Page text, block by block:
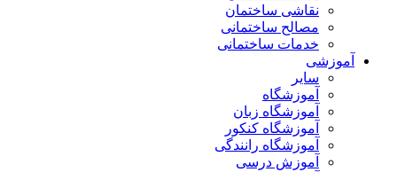
نقاشی ساختمان
مصالح ساختمانی
خدمات ساختمانی
آموزشی
سایر
آموزشگاه
آموزشگاه زبان
آموزشگاه کنکور
آموزشگاه رانندگی
آموزش درسی